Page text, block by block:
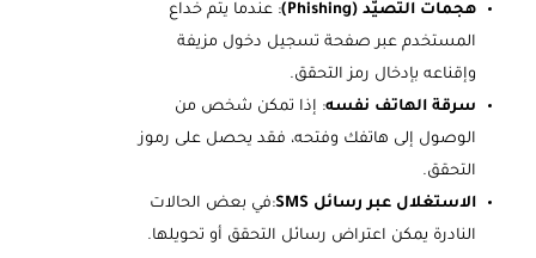
هجمات التصيّد (Phishing)
: عندما يتم خداع
المستخدم عبر صفحة تسجيل دخول مزيفة
وإقناعه بإدخال رمز التحقق.
سرقة الهاتف نفسه: إذا تمكن شخص من
الوصول إلى هاتفك وفتحه، فقد يحصل على رموز
التحقق.
الاستغلال عبر رسائل SMS
:في بعض الحالات
النادرة يمكن اعتراض رسائل التحقق أو تحويلها.